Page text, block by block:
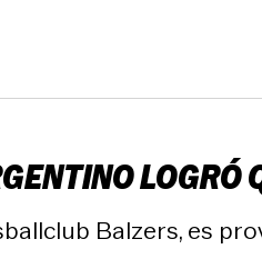
LOGRÓ
Balzers, es